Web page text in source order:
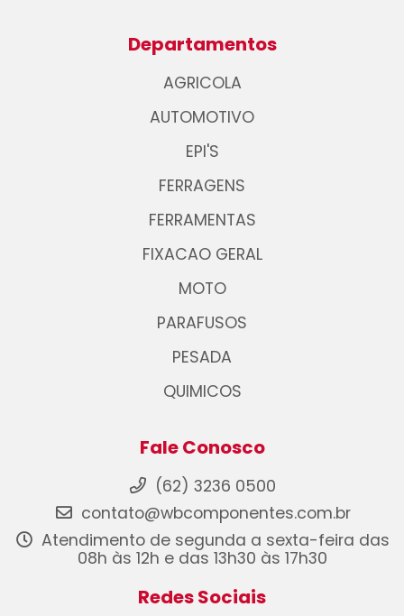
Departamentos
AGRICOLA
AUTOMOTIVO
EPI'S
FERRAGENS
FERRAMENTAS
FIXACAO GERAL
MOTO
PARAFUSOS
PESADA
QUIMICOS
Fale Conosco
(62) 3236 0500
contato@wbcomponentes.com.br
Atendimento de segunda a sexta-feira das
08h às 12h e das 13h30 às 17h30
Redes Sociais